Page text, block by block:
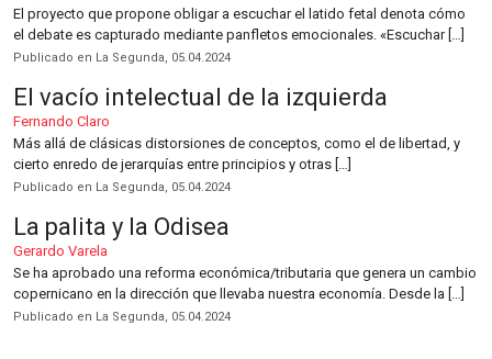
El proyecto que propone obligar a escuchar el latido fetal denota cómo
el debate es capturado mediante panfletos emocionales. «Escuchar […]
Publicado en La Segunda, 05.04.2024
El vacío intelectual de la izquierda
Fernando Claro
Más allá de clásicas distorsiones de conceptos, como el de libertad, y
cierto enredo de jerarquías entre principios y otras […]
Publicado en La Segunda, 05.04.2024
La palita y la Odisea
Gerardo Varela
Se ha aprobado una reforma económica/tributaria que genera un cambio
copernicano en la dirección que llevaba nuestra economía. Desde la […]
Publicado en La Segunda, 05.04.2024